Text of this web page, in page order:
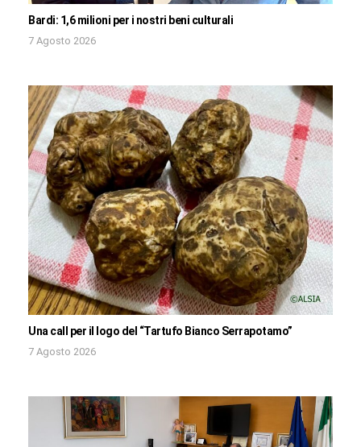
Bardi: 1,6 milioni per i nostri beni culturali
7 Agosto 2026
Una call per il logo del “Tartufo Bianco Serrapotamo”
7 Agosto 2026